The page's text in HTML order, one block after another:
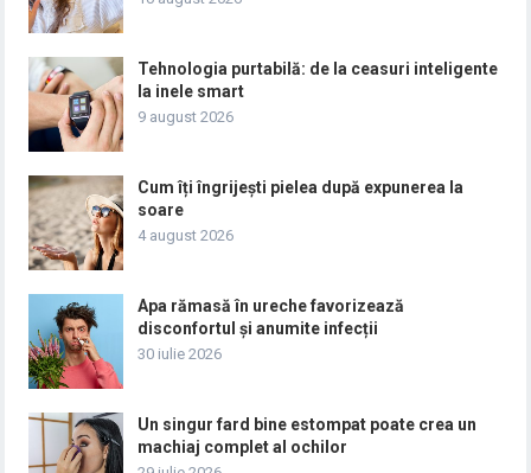
Tehnologia purtabilă: de la ceasuri inteligente
la inele smart
9 august 2026
Cum îți îngrijești pielea după expunerea la
soare
4 august 2026
Apa rămasă în ureche favorizează
disconfortul și anumite infecții
30 iulie 2026
Un singur fard bine estompat poate crea un
machiaj complet al ochilor